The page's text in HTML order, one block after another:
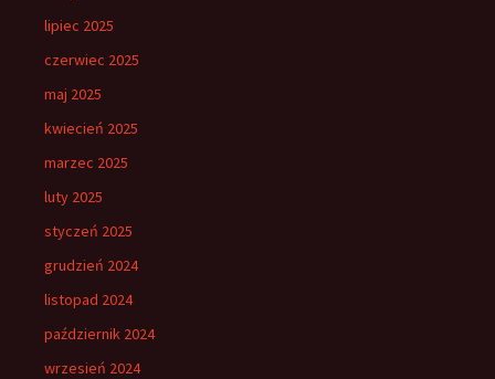
lipiec 2025
czerwiec 2025
maj 2025
kwiecień 2025
marzec 2025
luty 2025
styczeń 2025
grudzień 2024
listopad 2024
październik 2024
wrzesień 2024